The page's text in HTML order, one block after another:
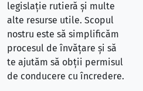
legislație rutieră și multe
alte resurse utile. Scopul
nostru este să simplificăm
procesul de învățare și să
te ajutăm să obții permisul
de conducere cu încredere.